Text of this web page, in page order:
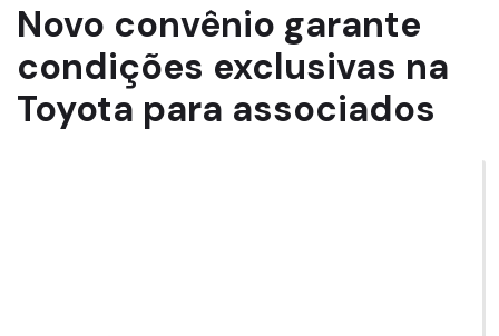
Novo convênio garante
condições exclusivas na
Toyota para associados